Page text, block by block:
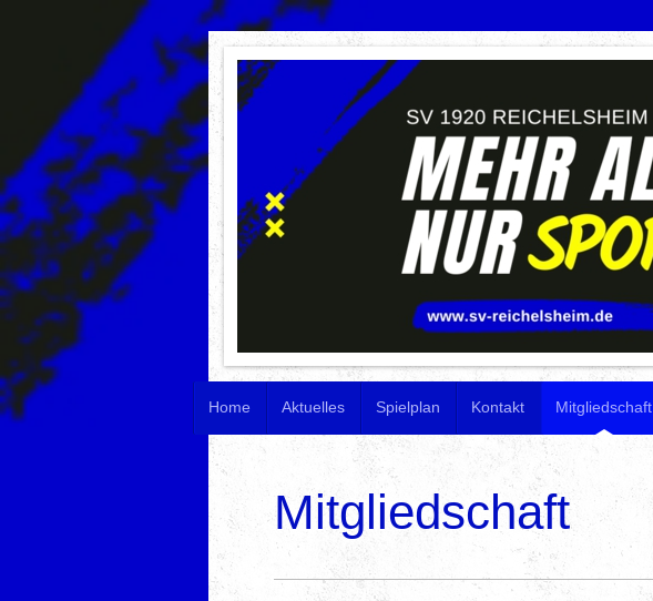
Home Aktuelles Spielplan Kontakt Mitgliedschaft
Mitgliedschaft